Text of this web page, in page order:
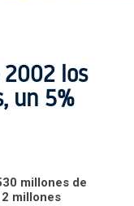
los
un 5%
millones de
millones